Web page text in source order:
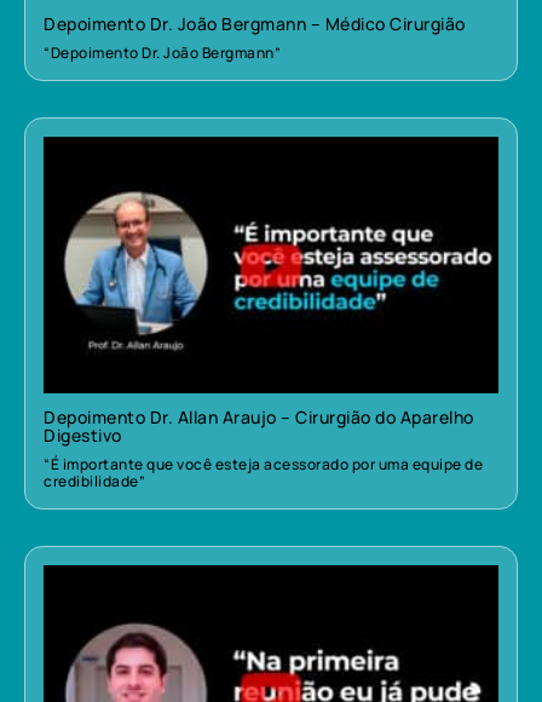
Depoimento Dr. João Bergmann – Médico Cirurgião
“Depoimento Dr. João Bergmann”
Depoimento Dr. Allan Araujo – Cirurgião do Aparelho
Digestivo
“É importante que você esteja acessorado por uma equipe de
credibilidade”